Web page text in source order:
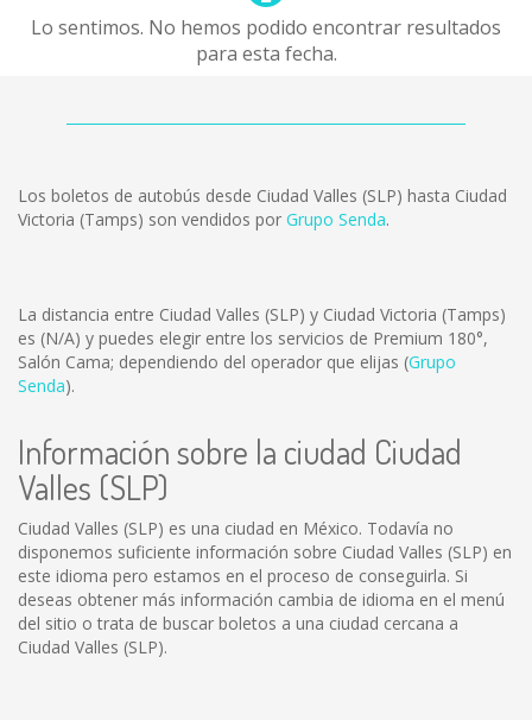
Lo sentimos. No hemos podido encontrar resultados
para esta fecha.
Los boletos de autobús desde Ciudad Valles (SLP) hasta Ciudad
Victoria (Tamps) son vendidos por Grupo Senda.
La distancia entre Ciudad Valles (SLP) y Ciudad Victoria (Tamps)
es (N/A) y puedes elegir entre los servicios de Premium 180°,
Salón Cama; dependiendo del operador que elijas (Grupo
Senda).
Información sobre la ciudad Ciudad
Valles (SLP)
Ciudad Valles (SLP) es una ciudad en México. Todavía no
disponemos suficiente información sobre Ciudad Valles (SLP) en
este idioma pero estamos en el proceso de conseguirla. Si
deseas obtener más información cambia de idioma en el menú
del sitio o trata de buscar boletos a una ciudad cercana a
Ciudad Valles (SLP).